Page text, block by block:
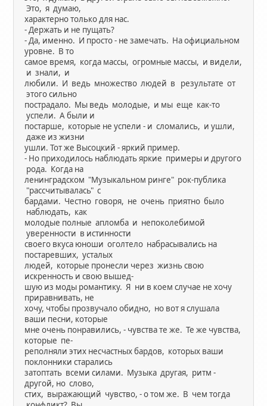
Это, я думаю,
характерно только для нас.
- Держать и не пущать?
- Да, именно. И просто - не замечать. На официальном
уровне. В то
самое время, когда массы, огромные массы, и видели,
и знали, и
любили. И ведь множество людей в результате от
этого сильно
пострадало. Мы ведь молодые, и мы еще как-то
успели. А были и
постарше, которые не успели - и сломались, и ушли,
даже из жизни
ушли. Тот же Высоцкий - яркий пример.
- Но приходилось наблюдать яркие примеры и другого
рода. Когда на
ленинградском "Музыкальном ринге" рок-публика
"рассчитывалась" с
бардами. Честно говоря, не очень приятно было
наблюдать, как
молодые полные апломба и непоколебимой
уверенности в истинности
своего вкуса юноши оголтело набрасывались на
постаревших, усталых
людей, которые пронесли через жизнь свою
искренность и свою вышед-
шую из моды романтику. Я ни в коем случае не хочу
приравнивать, не
хочу, чтобы прозвучало обидно, но вот я слушала
ваши песни, которые
мне очень понравились, - чувства те же. Те же чувства,
которые пе-
реполняли этих несчастных бардов, которых ваши
поклонники старались
затоптать всеми силами. Музыка другая, ритм -
другой, но слово,
стих, выражающий чувство, - о том же. В чем тогда